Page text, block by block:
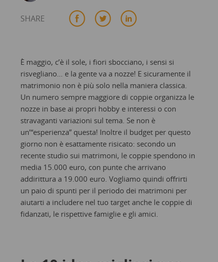
SHARE
È maggio, c’è il sole, i fiori sbocciano, i sensi si
risvegliano… e la gente va a nozze! E sicuramente il
matrimonio non è più solo nella maniera classica.
Un numero sempre maggiore di coppie organizza le
nozze in base ai propri hobby e interessi o con
stravaganti variazioni sul tema. Se non è
un’“esperienza” questa! Inoltre il budget per questo
giorno non è esattamente risicato: secondo un
recente studio sui matrimoni, le coppie spendono in
media 15.000 euro, con punte che arrivano
addirittura a 19.000 euro. Vogliamo quindi offrirti
un paio di spunti per il periodo dei matrimoni per
aiutarti a includere nel tuo target anche le coppie di
fidanzati, le rispettive famiglie e gli amici.